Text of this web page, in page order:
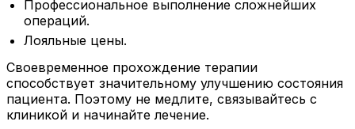
Профессиональное выполнение сложнейших
операций.
Лояльные цены.
Своевременное прохождение терапии
способствует значительному улучшению состояния
пациента. Поэтому не медлите, связывайтесь с
клиникой и начинайте лечение.